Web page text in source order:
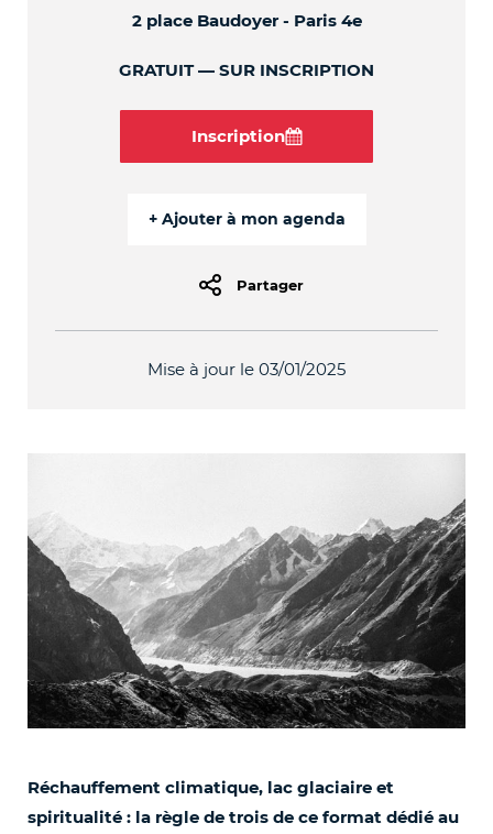
2 place Baudoyer - Paris 4e
GRATUIT SUR INSCRIPTION
Inscription
Partager
Mise à jour le 03/01/2025
Réchauffement climatique, lac glaciaire et
spiritualité : la règle de trois de ce format dédié au